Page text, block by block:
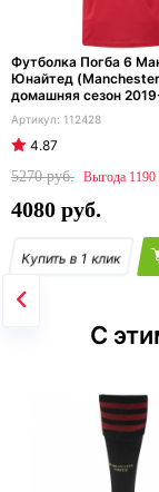
Футболка Погба 6
Юнайтед
домашняя сезон
112428
4.87
5270
1190
4080
С